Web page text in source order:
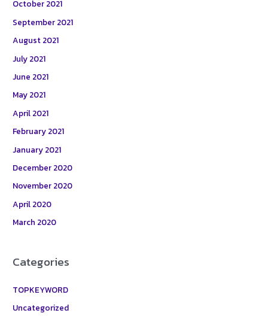
October 2021
September 2021
August 2021
July 2021
June 2021
May 2021
April 2021
February 2021
January 2021
December 2020
November 2020
April 2020
March 2020
Categories
TOPKEYWORD
Uncategorized